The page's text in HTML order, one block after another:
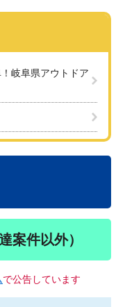
岐阜県アウトドア
案件以外）
で公告しています